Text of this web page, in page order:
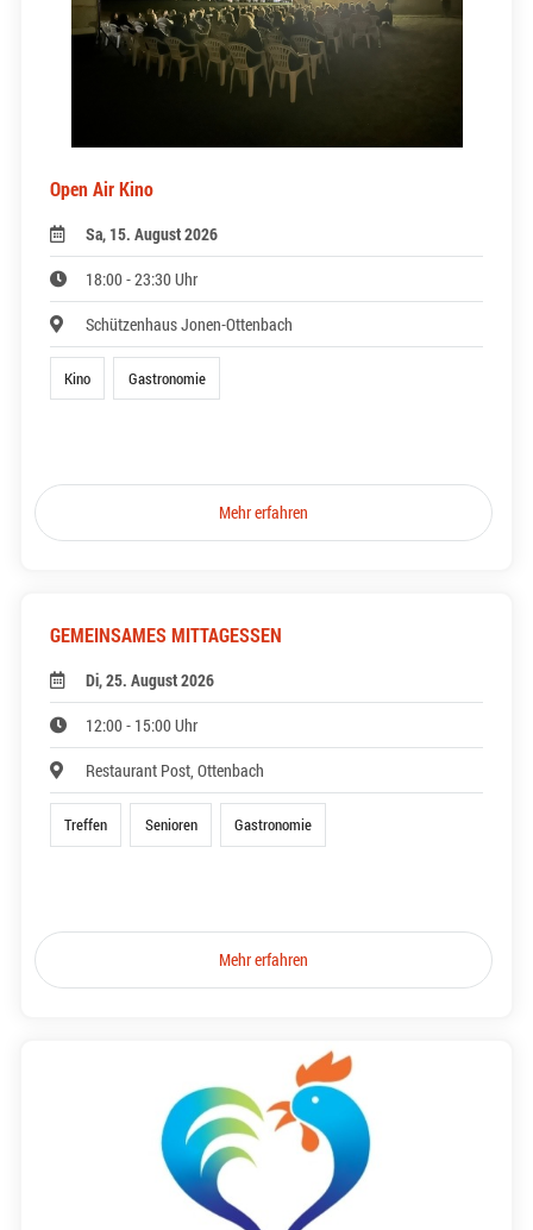
Open Air Kino
Sa, 15. August 2026
18:00 - 23:30 Uhr
Schützenhaus Jonen-Ottenbach
Kino Gastronomie
Mehr erfahren
GEMEINSAMES MITTAGESSEN
Di, 25. August 2026
12:00 - 15:00 Uhr
Restaurant Post, Ottenbach
Treffen Senioren Gastronomie
Mehr erfahren